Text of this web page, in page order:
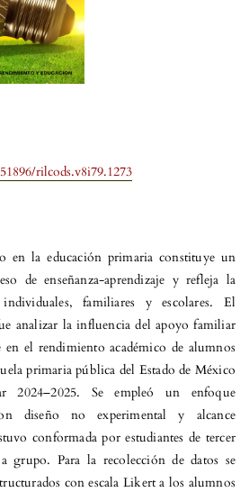
rilcods.v8i79.1273
en la educación primaria constituye un
de enseñanza-aprendizaje y refleja la
familiares y escolares. El
analizar la influencia del apoyo familiar
el rendimiento académico de alumnos
primaria pública del Estado de México
2024–2025. Se empleó un enfoque
diseño no experimental y alcance
conformada por estudiantes de tercer
grupo. Para la recolección de datos se
con escala Likert a los alumnos